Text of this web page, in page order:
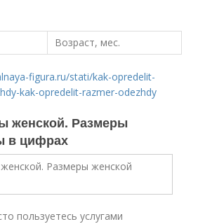
Возраст, мес.
figura.ru/stati/kak-opredelit-
kak-opredelit-razmer-odezhdy
женской. Размеры
в цифрах
пользуетесь услугами